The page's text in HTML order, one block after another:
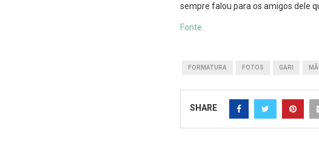
sempre falou para os amigos dele
Fonte
FORMATURA FOTOS GARI
SHARE